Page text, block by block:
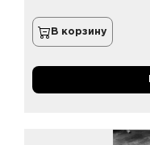
В корзину